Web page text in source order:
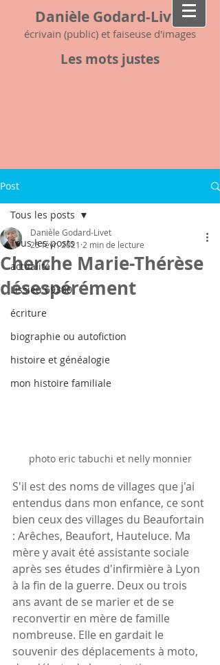
Danièle Godard-Livet
écrivain (public) et faiseuse d'images
Les mots justes
Post
Tous les posts
actualité
Lissieu 69380
écriture
biographie ou autofiction
histoire et généalogie
mon histoire familiale
Tous les posts
Cherche Marie-Thérèse
désespérément
Danièle Godard-Livet
25 févr. 2021 2 min de lecture
photo eric tabuchi et nelly monnier
S'il est des noms de villages que j'ai
entendus dans mon enfance, ce sont
bien ceux des villages du Beaufortain
: Arêches, Beaufort, Hauteluce. Ma
mère y avait été assistante sociale
après ses études d'infirmière à Lyon
à la fin de la guerre. Deux ou trois
ans avant de se marier et de se
reconvertir en mère de famille
nombreuse. Elle en gardait le
souvenir des déplacements à moto,